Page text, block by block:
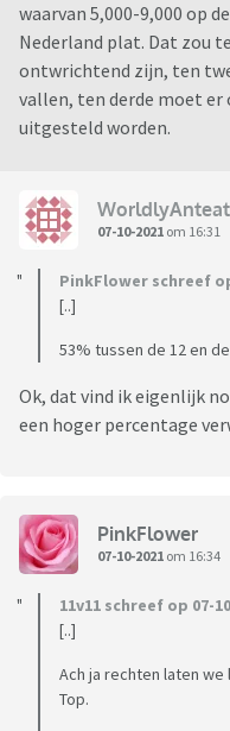
waarvan 5,000-9,000 op
Nederland plat. Dat zou
ontwrichtend zijn, ten
vallen, ten derde moet er
uitgesteld worden.
07-10-2021 om 16:31
PinkFlower schreef
[..]
53% tussen de 12 en
Ok, dat vind ik eigenlijk
een hoger percentage
PinkFlower
07-10-2021 om 16:34
11v11 schreef op 07-
[..]
Ach ja rechten laten
Top.